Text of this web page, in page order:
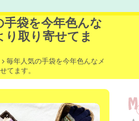
trip original
手袋を今年色んな
り取り寄せてま
> 毎年人気の手袋を今年色んなメ
てます。